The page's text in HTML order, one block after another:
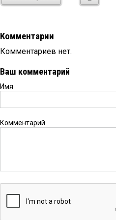
Комментарии
Комментариев нет.
Ваш комментарий
Имя
Комментарий